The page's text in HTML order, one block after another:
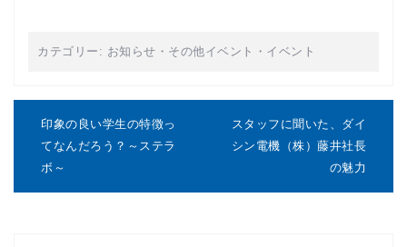
カテゴリー: お知らせ ・ その他イベント ・ イベント
ー
印象の良い学生の特徴っ
てなんだろう？～ステラ
ボ～
スタッフに聞いた、ダイ
シン電機（株）藤井社長
の魅力